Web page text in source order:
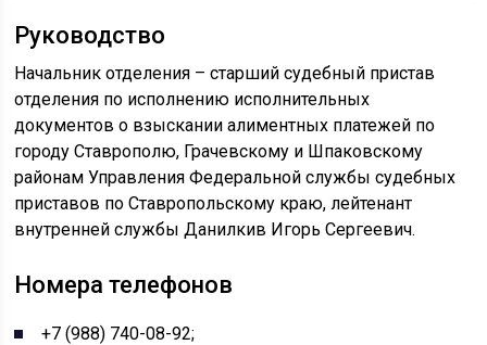
Руководство
Начальник отделения – старший судебный пристав
отделения по исполнению исполнительных
документов о взыскании алиментных платежей по
городу Ставрополю, Грачевскому и Шпаковскому
районам Управления Федеральной службы судебных
приставов по Ставропольскому краю, лейтенант
внутренней службы Данилкив Игорь Сергеевич.
Номера телефонов
+7 (988) 740-08-92;